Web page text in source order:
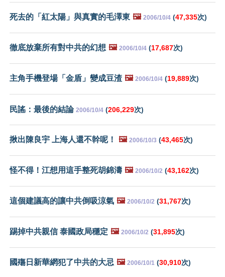
死去的「紅太陽」與真實的毛澤東 🖼️ 2006/10/4 (47,335次)
徹底放棄所有對中共的幻想 🖼️ 2006/10/4 (17,687次)
主角手機登場「金盾」變成豆渣 🖼️ 2006/10/4 (19,889次)
民謠：最後的結論 2006/10/4 (206,229次)
揪出陳良宇 上海人還不幹呢！ 🖼️ 2006/10/3 (43,465次)
怪不得！江想用這手整死胡錦濤 🖼️ 2006/10/2 (43,162次)
這個建議高的讓中共倒吸涼氣 🖼️ 2006/10/2 (31,767次)
踢掉中共親信 泰國政局穩定 🖼️ 2006/10/2 (31,895次)
國殤日新華網犯了中共的大忌 🖼️ 2006/10/1 (30,910次)